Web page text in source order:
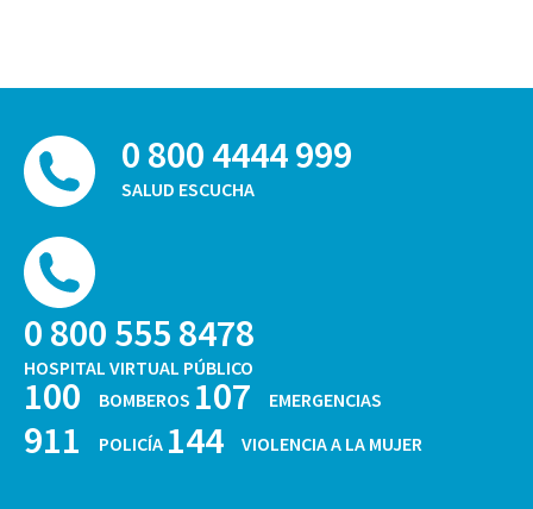
0 800 4444 999
SALUD ESCUCHA
0 800 555 8478
HOSPITAL VIRTUAL PÚBLICO
100 BOMBEROS 107 EMERGENCIAS
911 POLICÍA 144 VIOLENCIA A LA MUJER